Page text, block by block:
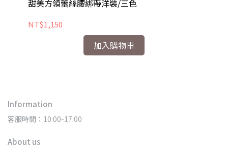
甜美方領蕾絲腰綁帶洋裝/三色
NT$1,150
加入購物車
Information
客服時間：10:00-17:00
About us